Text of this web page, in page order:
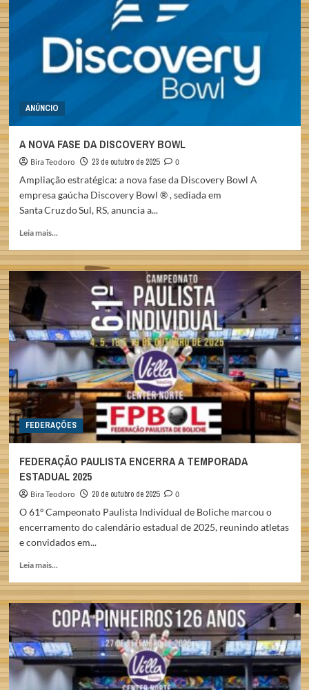
ANÚNCIO
A NOVA FASE DA DISCOVERY BOWL
Bira Teodoro 23 de outubro de 2025
0
Ampliação estratégica: a nova fase da Discovery Bowl A
empresa gaúcha Discovery Bowl ® , sediada em
Santa Cruz do Sul, RS, anuncia a...
Leia mais...
about
A
NOVA
DISCOVERY
BOWL
FEDERAÇÕES
FEDERAÇÃO PAULISTA ENCERRA A TEMPORADA
ESTADUAL 2025
Bira Teodoro 20 de outubro de 2025
0
O 61º Campeonato Paulista Individual de Boliche marcou o
encerramento do calendário estadual de 2025, reunindo atletas
e convidados em...
Leia mais...
about
FEDERAÇÃO
PAULISTA
ENCERRA
A
TEMPORADA
ESTADUAL
2025